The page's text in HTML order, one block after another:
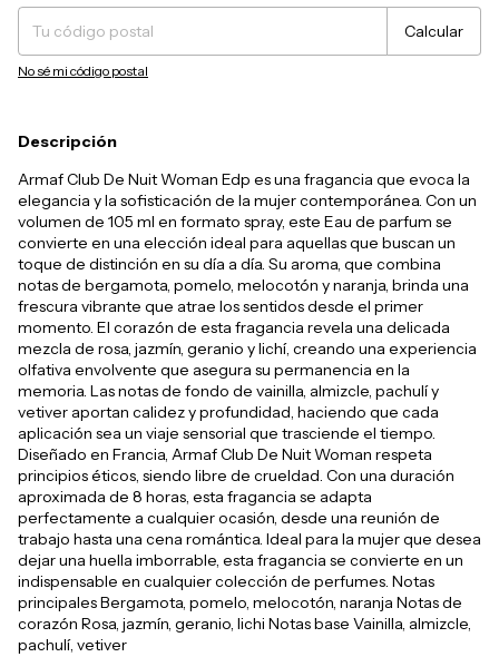
Calcular
No sé mi código postal
Descripción
Armaf Club De Nuit Woman Edp es una fragancia que evoca la
elegancia y la sofisticación de la mujer contemporánea. Con un
volumen de 105 ml en formato spray, este Eau de parfum se
convierte en una elección ideal para aquellas que buscan un
toque de distinción en su día a día. Su aroma, que combina
notas de bergamota, pomelo, melocotón y naranja, brinda una
frescura vibrante que atrae los sentidos desde el primer
momento. El corazón de esta fragancia revela una delicada
mezcla de rosa, jazmín, geranio y lichí, creando una experiencia
olfativa envolvente que asegura su permanencia en la
memoria. Las notas de fondo de vainilla, almizcle, pachulí y
vetiver aportan calidez y profundidad, haciendo que cada
aplicación sea un viaje sensorial que trasciende el tiempo.
Diseñado en Francia, Armaf Club De Nuit Woman respeta
principios éticos, siendo libre de crueldad. Con una duración
aproximada de 8 horas, esta fragancia se adapta
perfectamente a cualquier ocasión, desde una reunión de
trabajo hasta una cena romántica. Ideal para la mujer que desea
dejar una huella imborrable, esta fragancia se convierte en un
indispensable en cualquier colección de perfumes. Notas
principales Bergamota, pomelo, melocotón, naranja Notas de
corazón Rosa, jazmín, geranio, lichi Notas base Vainilla, almizcle,
pachulí, vetiver